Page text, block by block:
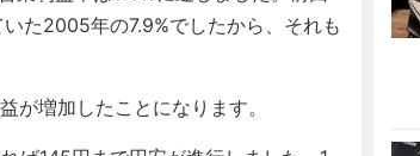
た2005年の7.9%でしたから、それも
増加したことになります。